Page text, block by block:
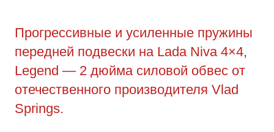
Прогрессивные и усиленные пружины
передней подвески на Lada Niva 4×4,
Legend — 2 дюйма силовой обвес от
отечественного производителя Vlad
Springs.